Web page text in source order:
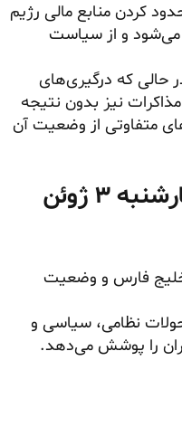
کردن منابع مالی رژیم
می‌شود و از سیاست
که درگیری‌های
مذاکرات نیز بدون نتیجه
متفاوتی از وضعیت آن
🔴 پوشش زنده — چهارشنبه ۳ ژوئن
خلیج فارس و وضعیت
نظامی، سیاسی و
را پوشش می‌دهد.